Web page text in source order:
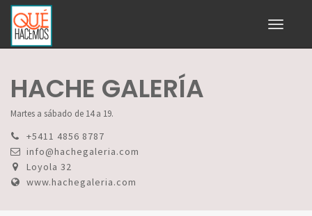
Toggle
HACHE GALERÍA
Martes a sábado de 14 a 19.
+5411 4856 8787
info@hachegaleria.com
Loyola 32
www.hachegaleria.com